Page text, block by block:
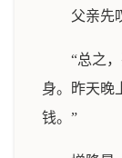
父亲先
“总之
身。昨天晚
钱。”